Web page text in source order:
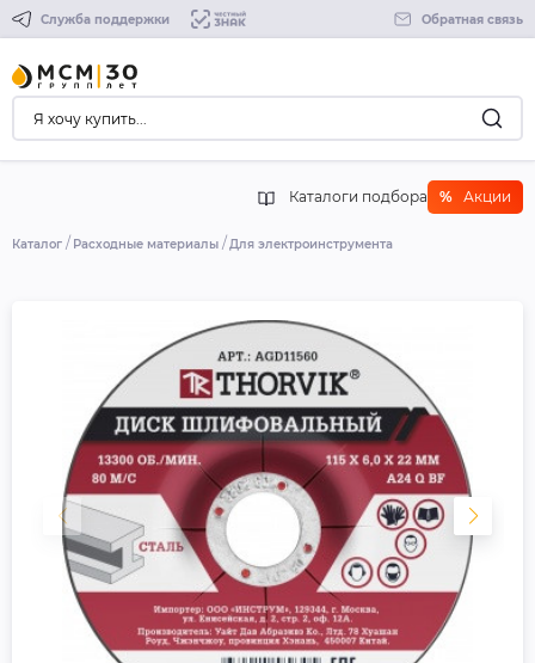
Служба поддержки Обратная связь
Каталоги подбора % Акции
Каталог Расходные материалы Для электроинструмента